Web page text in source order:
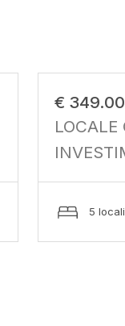
€
LOCALE
5 locali